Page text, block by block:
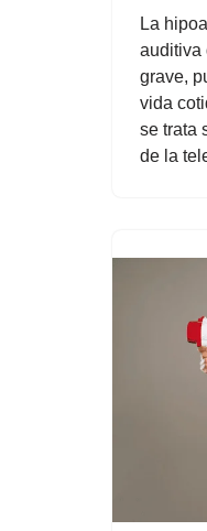
La
auditiva
grave,
vida
se trata
de la